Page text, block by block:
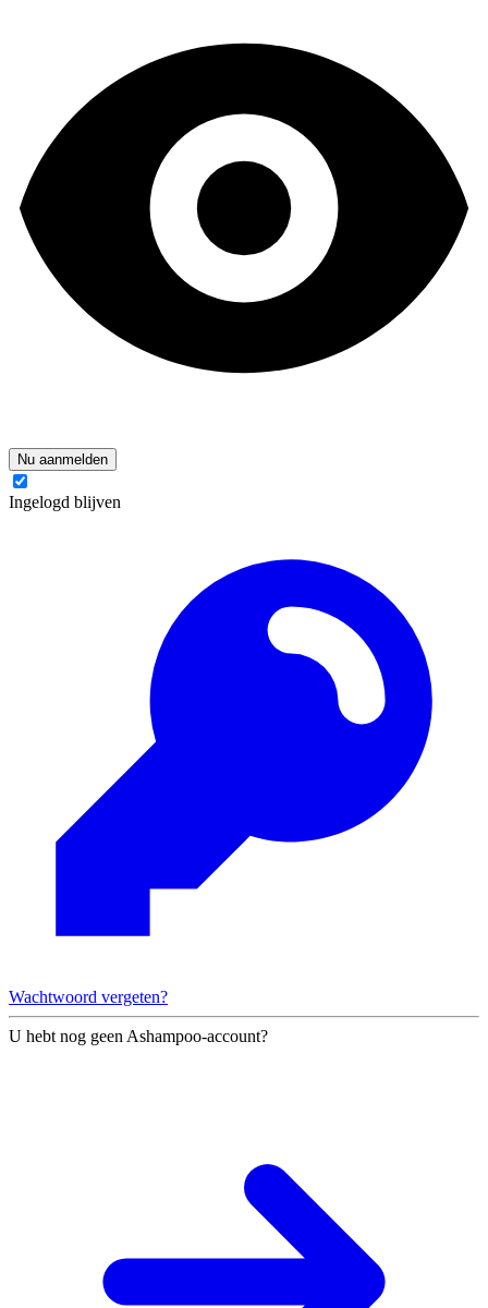
Nu aanmelden
Ingelogd blijven
Wachtwoord vergeten?
U hebt nog geen Ashampoo-account?